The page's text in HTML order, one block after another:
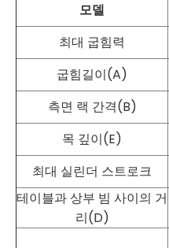
모델
최대 굽힘력
굽힘길이(A)
측면 랙 간격(B)
목 깊이(E)
최대 실린더 스트로크
테이블과 상부 빔 사이의 거
리(D)